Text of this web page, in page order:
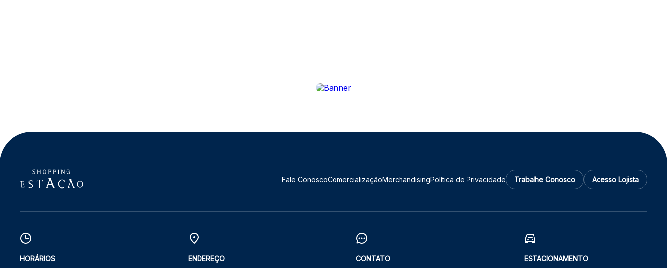
Fale ConoscoComercializaçãoMerchandisingPolítica de Privacidade Trabalhe Conosco Acesso Lojista
HORÁRIOS
ENDEREÇO CONTATO ESTACIONAMENTO